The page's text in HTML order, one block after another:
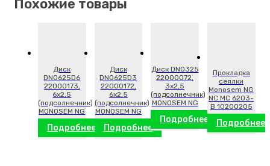
Похожие товары
Диск
DN0625D6
22000173,
6х2,5
(подсолнечник)
MONOSEM NG
Подробнее
Диск
DN0625D3
22000172,
6х2,5
(подсолнечник)
MONOSEM NG
Подробнее
Диск DN0325
22000072,
3х2,5
(подсолнечник)
MONOSEM NG
Подробнее
Прокладка
сеялки
Monosem NG
NC MC 6203-
B 10200205
Подробнее